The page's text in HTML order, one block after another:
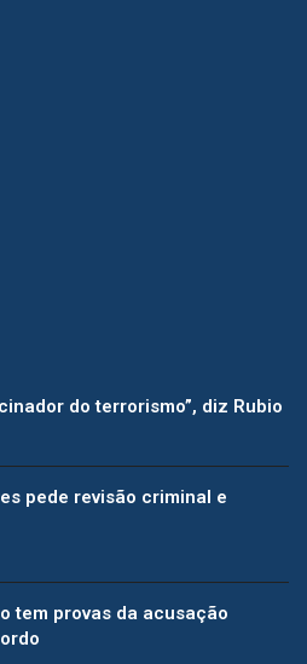
do terrorismo”, diz Rubio
pede revisão criminal e
tem provas da acusação